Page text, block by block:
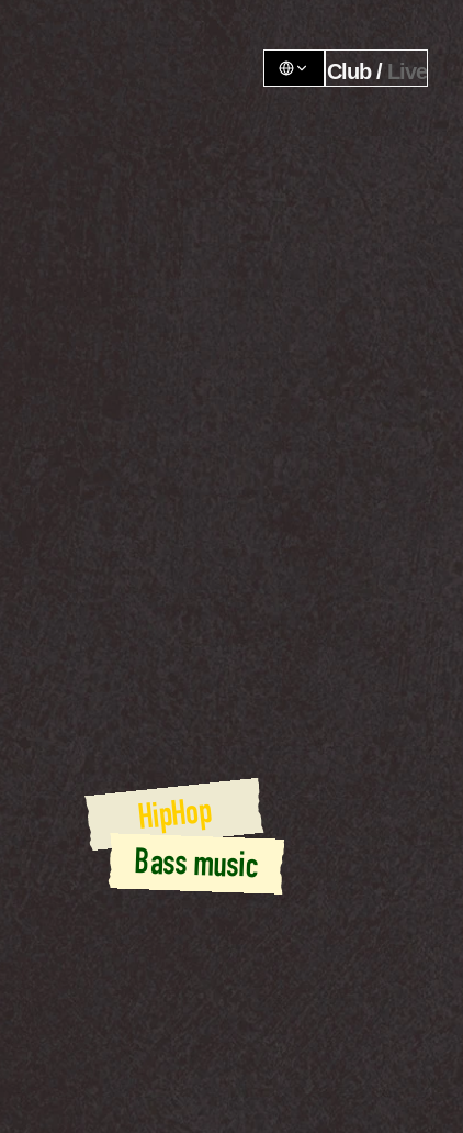
Club / Live
HipHop
Bass music